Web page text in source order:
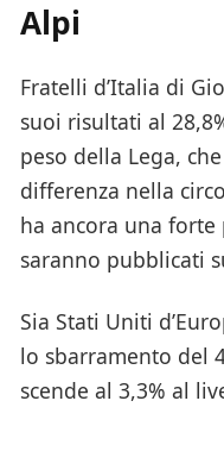
Alpi
Fratelli d’Italia di
suoi risultati al
peso della Lega,
differenza nella
ha ancora una
saranno pubblicati
Sia Stati Uniti
lo sbarramento del
scende al 3,3% al